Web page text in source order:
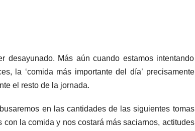
Más aún cuando estamos intentando
la ‘comida más importante del día’ precisamente
el resto de la jornada.
en las cantidades de las siguientes tomas
la comida y nos costará más saciarnos, actitudes